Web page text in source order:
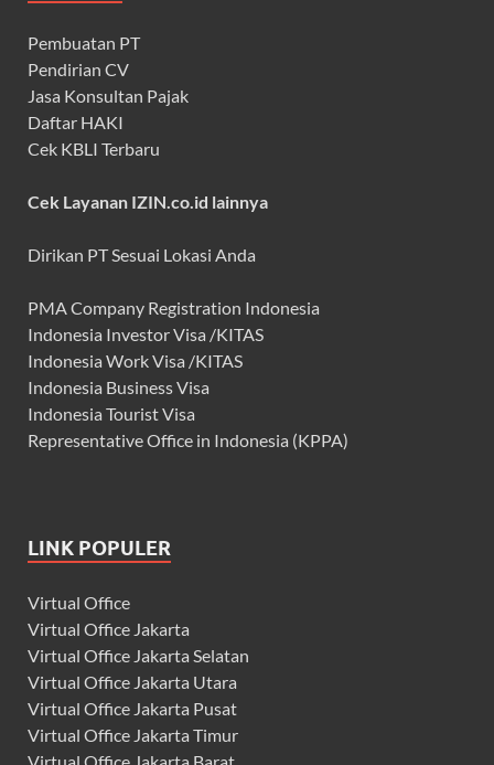
Pembuatan PT
Pendirian CV
Jasa Konsultan Pajak
Daftar HAKI
Cek KBLI Terbaru
Cek Layanan IZIN.co.id lainnya
Dirikan PT Sesuai Lokasi Anda
PMA Company Registration Indonesia
Indonesia Investor Visa /KITAS
Indonesia Work Visa /KITAS
Indonesia Business Visa
Indonesia Tourist Visa
Representative Office in Indonesia (KPPA)
LINK POPULER
Virtual Office
Virtual Office Jakarta
Virtual Office Jakarta Selatan
Virtual Office Jakarta Utara
Virtual Office Jakarta Pusat
Virtual Office Jakarta Timur